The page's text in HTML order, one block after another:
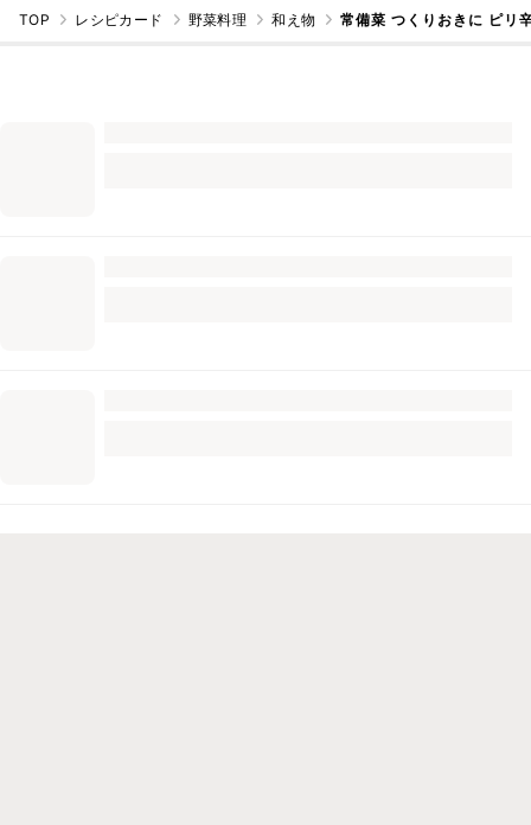
TOP レシピカード 野菜料理 和え物 常備菜 つくりおきに ピリ